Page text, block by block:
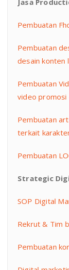
Jasa
Pembuatan
Pembuatan
desain konten
Pembuatan
video promosi
Pembuatan
terkait
Pembuatan
Strategic
SOP Digital
Rekrut & Tim
Pembuatan